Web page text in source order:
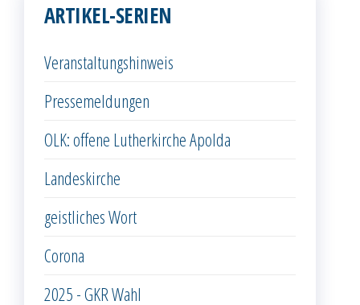
ARTIKEL-SERIEN
Veranstaltungshinweis
Pressemeldungen
OLK: offene Lutherkirche Apolda
Landeskirche
geistliches Wort
Corona
2025 - GKR Wahl